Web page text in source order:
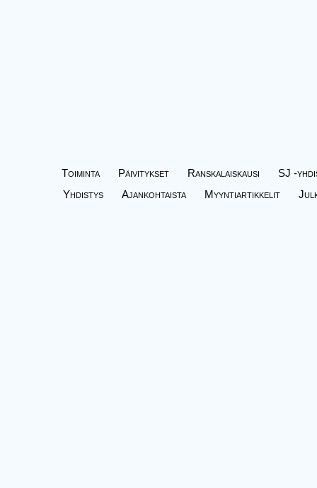
Toiminta Päivitykset Ranskalaiskausi
SJ -
Yhdistys
Ajankohtaista Myyntiartikkelit